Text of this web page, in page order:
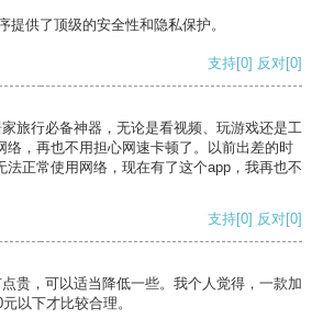
提供了顶级的安全性和隐私保护。
支持[0] 反对[0]
旅行必备神器，无论是看视频、玩游戏还是工
络，再也不用担心网速卡顿了。以前出差的时
法正常使用网络，现在有了这个app，我再也不
支持[0] 反对[0]
贵，可以适当降低一些。我个人觉得，一款加
以下才比较合理。